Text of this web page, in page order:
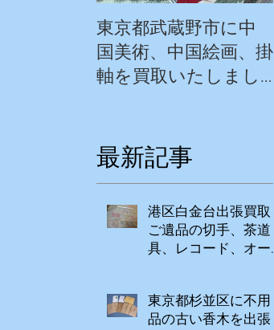
東京都武蔵野市に中
国美術、中国絵画、掛
軸を買取いたしまし
最新記事
港区白金台出張買取
ご遺品の切手、茶道
具、レコード、オー
東京都杉並区に不用
品の古い香木を出張